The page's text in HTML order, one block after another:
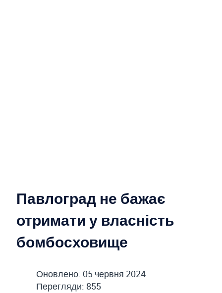
Павлоград не бажає
отримати у власність
бомбосховище
Оновлено: 05 червня 2024
Перегляди: 855